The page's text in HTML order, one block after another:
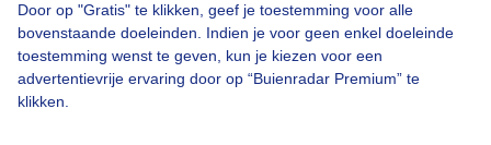
Door op "Gratis" te klikken, geef je toestemming voor alle
bovenstaande doeleinden. Indien je voor geen enkel doeleinde
toestemming wenst te geven, kun je kiezen voor een
advertentievrije ervaring door op “Buienradar Premium” te
klikken.
Contact
Toegankelijkheid
Gebruikersvoorwaarden